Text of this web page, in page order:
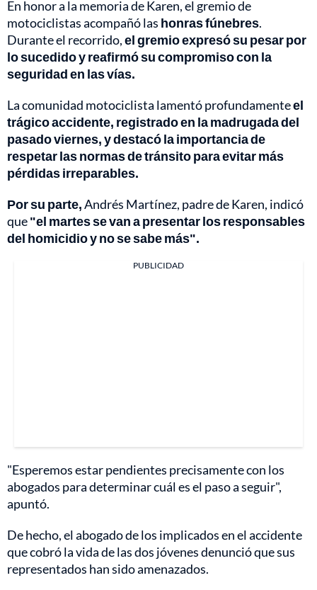
En honor a la memoria de Karen, el gremio de
motociclistas acompañó las honras fúnebres.
Durante el recorrido,el gremio expresó su pesar por
lo sucedido y reafirmó su compromiso con la
seguridad en las vías.
La comunidad motociclista lamentó profundamenteel
trágico accidente, registrado en la madrugada del
pasado viernes, y destacó la importancia de
respetar las normas de tránsito para evitar más
pérdidas irreparables.
Por su parte,Andrés Martínez, padre de Karen, indicó
que"el martes se van a presentar los responsables
del homicidio y no se sabe más".
PUBLICIDAD
"Esperemos estar pendientes precisamente con los
abogados para determinar cuál es el paso a seguir",
apuntó.
De hecho, el abogado de los implicados en el accidente
que cobró la vida de las dos jóvenes denunció que sus
representados han sido amenazados.